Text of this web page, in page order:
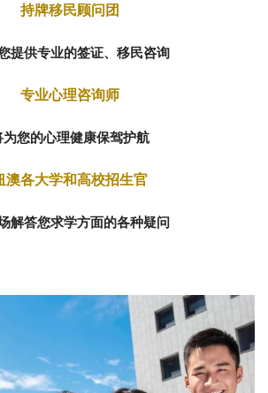
持牌移民顾问团
提供专业的签证、移民咨询
专业心理咨询师
为您的心理健康保驾护航
澳各大学和高校招生官
解答您求学方面的各种疑问